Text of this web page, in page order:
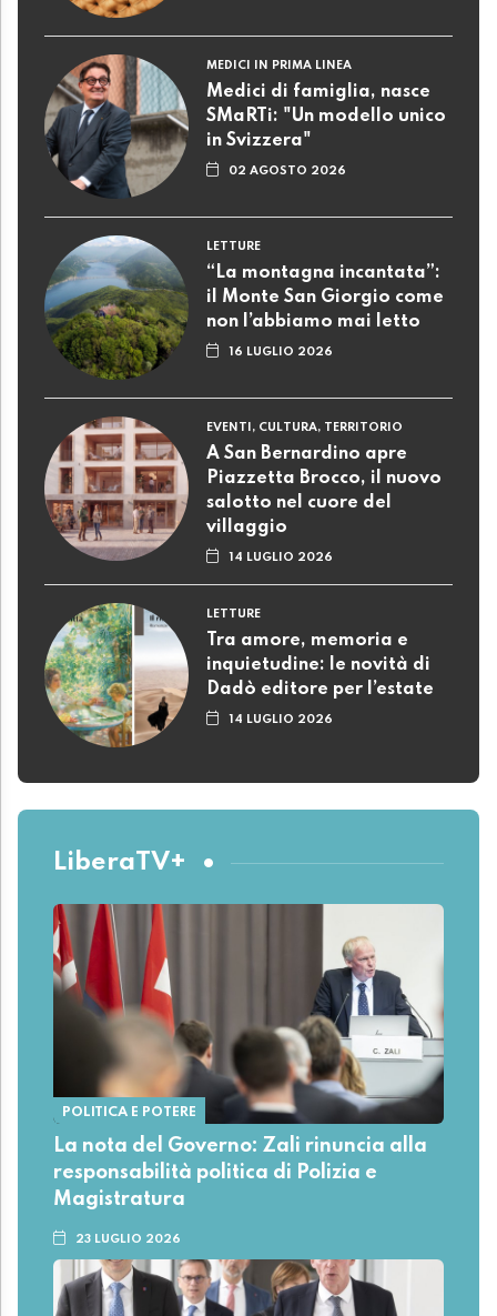
MEDICI IN PRIMA LINEA
Medici di famiglia, nasce
SMaRTi: "Un modello unico
in Svizzera"
02 AGOSTO 2026
LETTURE
“La montagna incantata”:
il Monte San Giorgio come
non l’abbiamo mai letto
16 LUGLIO 2026
EVENTI, CULTURA, TERRITORIO
A San Bernardino apre
Piazzetta Brocco, il nuovo
salotto nel cuore del
villaggio
14 LUGLIO 2026
LETTURE
Tra amore, memoria e
inquietudine: le novità di
Dadò editore per l’estate
14 LUGLIO 2026
LiberaTV+
POLITICA E POTERE
La nota del Governo: Zali rinuncia alla
responsabilità politica di Polizia e
Magistratura
23 LUGLIO 2026